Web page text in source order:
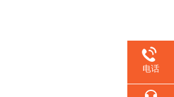
电话